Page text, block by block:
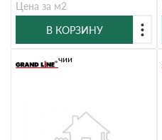
Цена за м2
В КОРЗИНУ
В наличии